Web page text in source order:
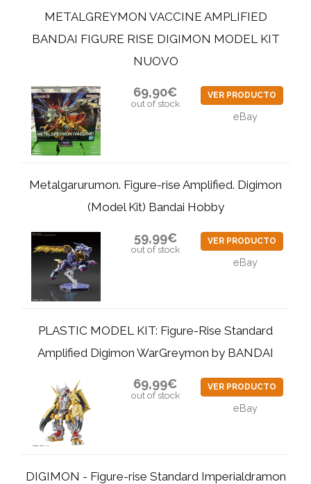
METALGREYMON VACCINE AMPLIFIED
BANDAI FIGURE RISE DIGIMON MODEL KIT
NUOVO
69,90€
out of stock
VER PRODUCTO
eBay
Metalgarurumon. Figure-rise Amplified. Digimon
(Model Kit) Bandai Hobby
59,99€
out of stock
VER PRODUCTO
eBay
PLASTIC MODEL KIT: Figure-Rise Standard
Amplified Digimon WarGreymon by BANDAI
69,99€
out of stock
VER PRODUCTO
eBay
DIGIMON - Figure-rise Standard Imperialdramon